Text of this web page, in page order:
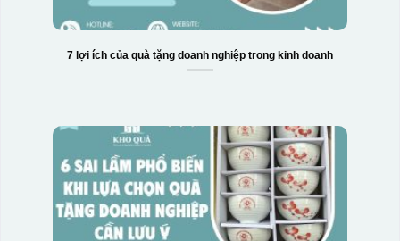
7 lợi ích của quà tặng doanh nghiệp trong kinh doanh